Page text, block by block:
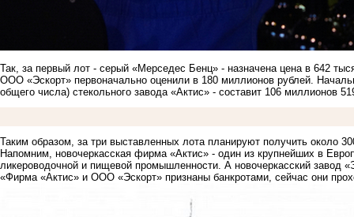
Так, за первый лот - серый «Мерседес Бенц» - назначена цена в 642
ООО «Эскорт» первоначально оценили в 180 миллионов рублей.
общего числа) стекольного завода «Актис» - составит 106 миллионов
Таким образом, за три выставленных лота планируют получить около
Напомним, новочеркасская фирма «Актис» - один из крупнейших в
ликероводочной и пищевой промышленности. А новочеркасский завод
«Фирма «Актис» и ООО «Эскорт» признаны банкротами, сейчас они